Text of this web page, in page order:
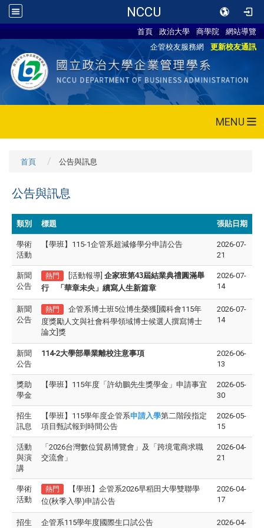
NCCU
首頁 政治大學 商學院
網站導覽
企管校友服務網
更新校友通訊
MENU
首頁 公告與訊息
公告與訊息
類別 標題 張貼日期
學術
活動
【學班】115-1企管系超減修學分申請公告
2026-07-
21
新聞
公告
熱門 [活動報導]企家班第43屆結業典禮圓滿舉
行 「華章未央」續寫人生新篇章
2026-07-
14
新聞
公告
熱門
企管系博士班5位博生榮獲[國科會115年
度獎勵人文與社會科學領域博士候選人撰寫博士
論文]獎
2026-07-
14
新聞
公告
114-2大學部畢業離校注意事項
2026-06-
13
獎助
學金
【學班】115年度「許幼鵬先生獎學金」申請事宜
2026-05-
30
招生
訊息
【學班】115學年度企管系申請入學第二階段指定
項目甄試報到時間公告
2026-05-
15
活動
與演
講
「2026台灣數位貿易博覽會」及「跨境電商求職
交流會」
2026-04-
21
學術
活動
熱門
【學班】企管系2026早稻田大學雙聯學
位(秋季入學)申請公告
2026-04-
17
招生 企管系115學年度國際生口試公告 2026-04-